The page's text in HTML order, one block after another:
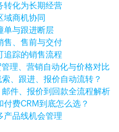
转化为长期经营
域商机协同
单与跟进断层
售、售前与交付
追踪的销售流程
理、营销自动化与价格对比
、跟进、报价自动流转？
件、报价到回款全流程解析
费CRM到底怎么选？
产品线机会管理